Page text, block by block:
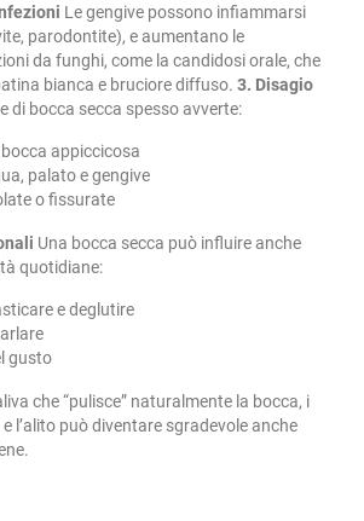
Le gengive possono infiammarsi
parodontite), e aumentano le
da funghi, come la candidosi orale, che
bianca e bruciore diffuso. 3. Disagio
di bocca secca spesso avverte:
appiccicosa
palato e gengive
o fissurate
Una bocca secca può influire anche
quotidiane:
e deglutire
gusto
che “pulisce” naturalmente la bocca, i
l’alito può diventare sgradevole anche